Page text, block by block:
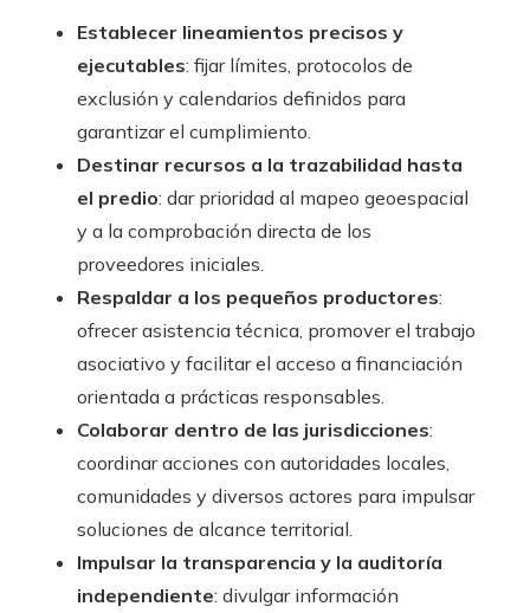
Establecer lineamientos precisos y
ejecutables: fijar límites, protocolos de
exclusión y calendarios definidos para
garantizar el cumplimiento.
Destinar recursos a la trazabilidad hasta
el predio: dar prioridad al mapeo geoespacial
y a la comprobación directa de los
proveedores iniciales.
Respaldar a los pequeños productores:
ofrecer asistencia técnica, promover el trabajo
asociativo y facilitar el acceso a financiación
orientada a prácticas responsables.
Colaborar dentro de las jurisdicciones:
coordinar acciones con autoridades locales,
comunidades y diversos actores para impulsar
soluciones de alcance territorial.
Impulsar la transparencia y la auditoría
independiente: divulgar información